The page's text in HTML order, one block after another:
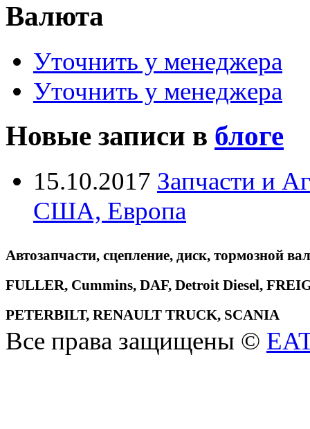
Валюта
Уточнить у менеджера
Уточнить у менеджера
Новые записи в блоге
15.10.2017 Запчасти и
США, Европа
Автозапчасти, сцепление, диск, тормозной
FULLER, Cummins, DAF, Detroit Diesel,
PETERBILT, RENAULT TRUCK, SCANIA
Все права защищены ©